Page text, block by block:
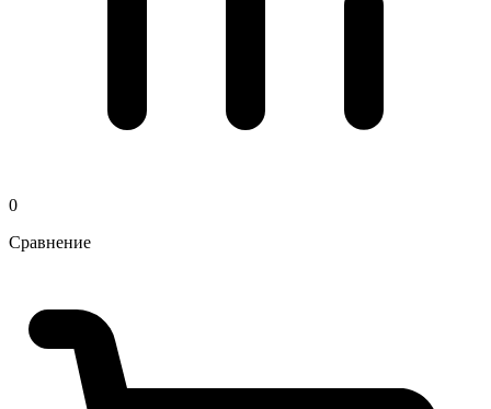
0
Сравнение